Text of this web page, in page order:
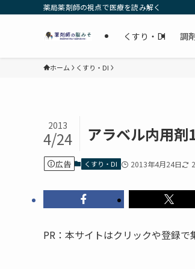
薬局薬剤師の視点で医療を読み解く
くすり・DI 調
ホーム くすり・DI
アラベル内用
2013
4/24
広告 くすり・DI 2013年4月24日
PR：本サイトはクリックや登録